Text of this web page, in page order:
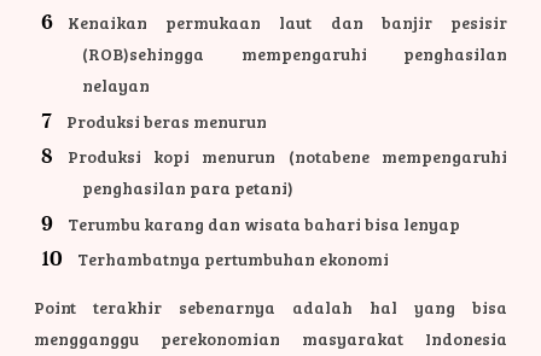
Kenaikan permukaan laut dan banjir pesisir
(ROB)sehingga mempengaruhi penghasilan
nelayan
Produksi beras menurun
Produksi kopi menurun (notabene mempengaruhi
penghasilan para petani)
Terumbu karang dan wisata bahari bisa lenyap
Terhambatnya pertumbuhan ekonomi
Point terakhir sebenarnya adalah hal yang bisa
mengganggu perekonomian masyarakat Indonesia